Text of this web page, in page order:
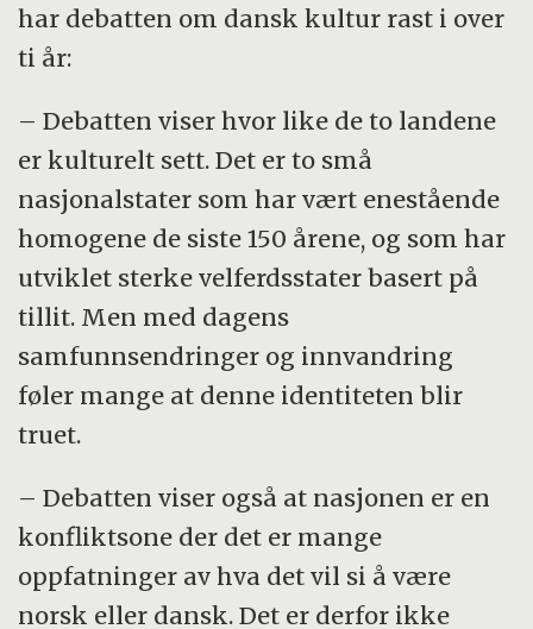
har debatten om dansk kultur rast i over
ti år:
– Debatten viser hvor like de to landene
er kulturelt sett. Det er to små
nasjonalstater som har vært enestående
homogene de siste 150 årene, og som har
utviklet sterke velferdsstater basert på
tillit. Men med dagens
samfunnsendringer og innvandring
føler mange at denne identiteten blir
truet.
– Debatten viser også at nasjonen er en
konfliktsone der det er mange
oppfatninger av hva det vil si å være
norsk eller dansk. Det er derfor ikke